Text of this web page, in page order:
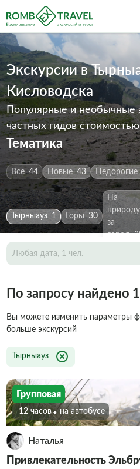
Экскурсии в
Кисловодска
Популярные и необычные
частных гидов
Тематика
Все 44 Новые 43 Недорогие
Тырныауз 1 Горы 30
На
природу
за
город
Любая дата, 1 чел.
По запросу найдено
Вы можете изменить параметры
больше экскурсий
Тырныауз
Групповая
12 часов На автобусе
Наталья
Привлекательность